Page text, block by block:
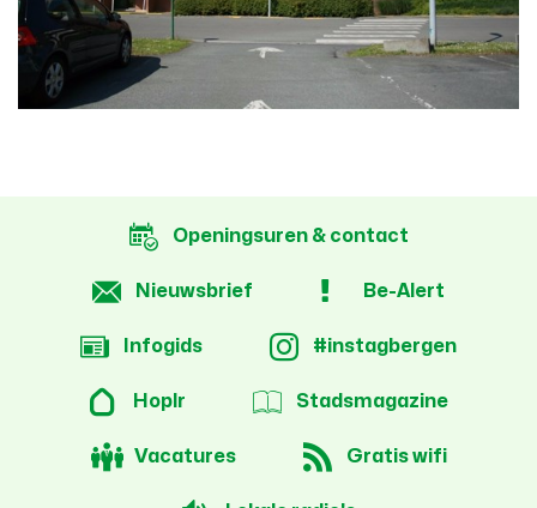
Openingsuren & contact
Nieuwsbrief Be-Alert
Infogids #instagbergen
Hoplr Stadsmagazine
Vacatures Gratis wifi